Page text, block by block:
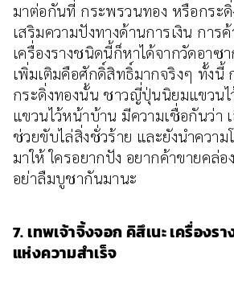
มาต่อกันที่ กระพรวนทอง หรือกระดิ่
เสริมความปังทางด้านการเงิน การ
เครื่องรางชนิดนี้ก็หาได้จากวัดอาซา
เพิ่มเติมคือศักดิ์สิทธิ์มากจริงๆ ทั้งนี้
กระดิ่งทองนั้น ชาวญี่ปุ่นนิยมแขวน
แขวนไว้หน้าบ้าน มีความเชื่อกันว่า
ช่วยขับไล่สิ่งชั่วร้าย และยังนำความ
มาให้ ใครอยากปัง อยากค้าขายคล่
อย่าลืมบูชากันมานะ
7. เทพเจ้าจิ้งจอก คิสึเนะ เครื่องร
แห่งความสำเร็จ